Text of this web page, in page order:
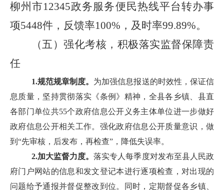
柳州市12345政务服务便民热线平台转办事
项5448件，反馈率100%，及时率99.89%。
（五）强化考核，积极落实监督保障责
任
1.规范规章制度。 为加强信息报送的时效性，保证信
息质量，坚持贯彻落实《条例》精神，全县各乡镇、县直
各部门单位共55个政府信息公开义务主体单位进一步做好
政府信息公开相关工作。强化政府信息公开质量意识，做
到“先审核，后发布，再检查”，降低失误率。
2.加大监督力度。落实专人每季度对发布至县人民政
府门户网站的信息和发文登记本进行逐项检查， 对出现的
问题给予通报并督促整改到位。同时， 定期督促各乡镇、